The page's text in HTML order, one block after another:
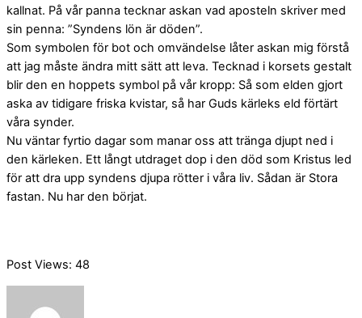
kallnat. På vår panna tecknar askan vad aposteln skriver med
sin penna: ”Syndens lön är döden”.
Som symbolen för bot och omvändelse låter askan mig förstå
att jag måste ändra mitt sätt att leva. Tecknad i korsets gestalt
blir den en hoppets symbol på vår kropp: Så som elden gjort
aska av tidigare friska kvistar, så har Guds kärleks eld förtärt
våra synder.
Nu väntar fyrtio dagar som manar oss att tränga djupt ned i
den kärleken. Ett långt utdraget dop i den död som Kristus led
för att dra upp syndens djupa rötter i våra liv. Sådan är Stora
fastan. Nu har den börjat.
Post Views: 48